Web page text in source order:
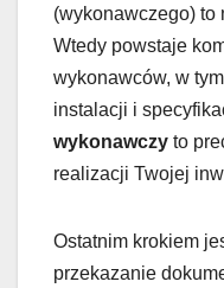
(wykonawczego) to
Wtedy powstaje
wykonawców, w
instalacji i
wykonawczy to
realizacji Twojej
Ostatnim krokiem
przekazanie